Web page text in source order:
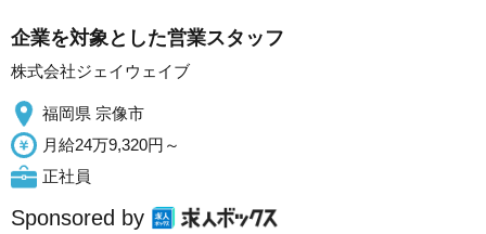
企業を対象とした営業スタッフ
株式会社ジェイウェイブ
福岡県 宗像市
月給24万9,320円～
正社員
Sponsored by